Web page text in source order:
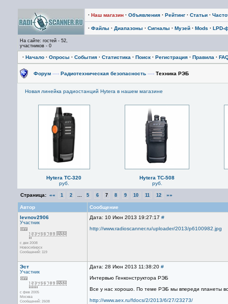
· Наш магазин · Объявления · Рейтинг · Статьи ·
· Файлы · Диапазоны · Сигналы · Музей · Mods · LPD-
На сайте: гостей - 52,
участников - 0
· Начало · Опросы · События · Статистика · Поиск · Регистрация · Правила ·
Форум —› Радиотехническая безопасность —› Техника РЭБ
Новая линейка радиостанций Hytera в нашем магазине
Hytera TC-320
руб.
Hytera TC-508
руб.
Страница: «« 1 2 5 6 7 8 9 10 11 12 »»
Автор
Сообщение
levnov2906
Участник
с дек 2008
Новосибирск
Сообщений: 119
Дата: 10 Июн 2013 19:27:17 #
http://www.radioscanner.ru/uploader/2013/p6100982.jpg
Эст
Участник
с фев 2005
Москва
Сообщений: 2608
Дата: 28 Июн 2013 11:38:20 #
Интервью Генконструктора РЭБ
Все у нас хорошо. По теме РЭБ мы впереди планеты
http://www.aex.ru/fdocs/2/2013/6/27/23273/